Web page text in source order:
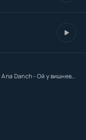
Ana Danch - Ой у вишневому саду